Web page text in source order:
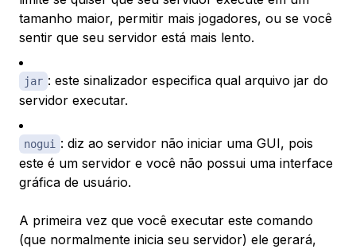
tamanho maior, permitir mais jogadores, ou se você
sentir que seu servidor está mais lento.
jar : este sinalizador especifica qual arquivo jar do
servidor executar.
nogui : diz ao servidor não iniciar uma GUI, pois
este é um servidor e você não possui uma interface
gráfica de usuário.
A primeira vez que você executar este comando
(que normalmente inicia seu servidor) ele gerará,